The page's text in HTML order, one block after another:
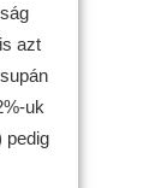
azt
uk
pedig